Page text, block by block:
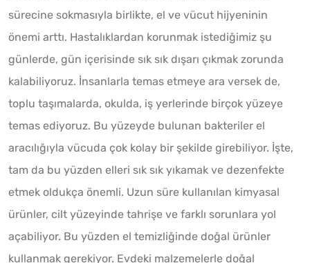
sürecine sokmasıyla birlikte, el ve vücut hijyeninin
önemi arttı. Hastalıklardan korunmak istediğimiz şu
günlerde, gün içerisinde sık sık dışarı çıkmak zorunda
kalabiliyoruz. İnsanlarla temas etmeye ara versek de,
toplu taşımalarda, okulda, iş yerlerinde birçok yüzeye
temas ediyoruz. Bu yüzeyde bulunan bakteriler el
aracılığıyla vücuda çok kolay bir şekilde girebiliyor. İşte,
tam da bu yüzden elleri sık sık yıkamak ve dezenfekte
etmek oldukça önemli. Uzun süre kullanılan kimyasal
ürünler, cilt yüzeyinde tahrişe ve farklı sorunlara yol
açabiliyor. Bu yüzden el temizliğinde doğal ürünler
kullanmak gerekiyor. Evdeki malzemelerle doğal